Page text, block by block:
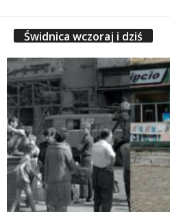
Świdnica wczoraj i dziś